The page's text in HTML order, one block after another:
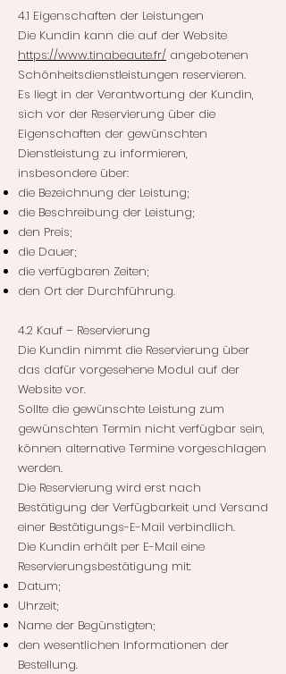
4.1 Eigenschaften der Leistungen
Die Kundin kann die auf der Website
https://www.tinabeaute.fr/ angebotenen
Schönheitsdienstleistungen reservieren.
Es liegt in der Verantwortung der Kundin,
sich vor der Reservierung über die
Eigenschaften der gewünschten
Dienstleistung zu informieren,
insbesondere über:
die Bezeichnung der Leistung;
die Beschreibung der Leistung;
den Preis;
die Dauer;
die verfügbaren Zeiten;
den Ort der Durchführung.
4.2 Kauf – Reservierung
Die Kundin nimmt die Reservierung über
das dafür vorgesehene Modul auf der
Website vor.
Sollte die gewünschte Leistung zum
gewünschten Termin nicht verfügbar sein,
können alternative Termine vorgeschlagen
werden.
Die Reservierung wird erst nach
Bestätigung der Verfügbarkeit und Versand
einer Bestätigungs-E-Mail verbindlich.
Die Kundin erhält per E-Mail eine
Reservierungsbestätigung mit:
Datum;
Uhrzeit;
Name der Begünstigten;
den wesentlichen Informationen der
Bestellung.